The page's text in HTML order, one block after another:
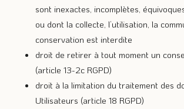
sont inexactes, incomplètes,
ou dont la collecte, l’utilisation, la
conservation est interdite
droit de retirer à tout moment un
(article 13-2c RGPD)
droit à la limitation du traitement des
Utilisateurs (article 18 RGPD)